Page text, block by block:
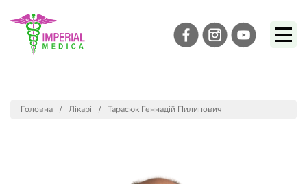
Головна Лікарі Тарасюк Геннадій Пилипович